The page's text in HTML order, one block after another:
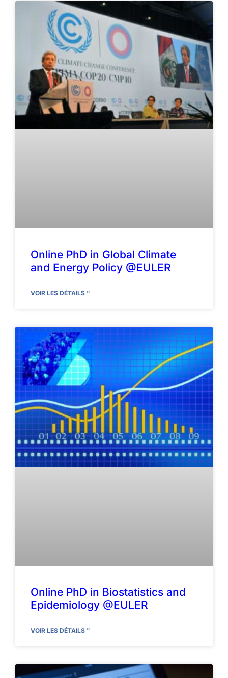
Online PhD in Global Climate
and Energy Policy @EULER
VOIR LES DÉTAILS "
Online PhD in Biostatistics and
Epidemiology @EULER
VOIR LES DÉTAILS "